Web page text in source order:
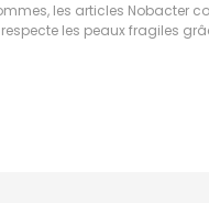
les articles Nobacter
les peaux fragiles